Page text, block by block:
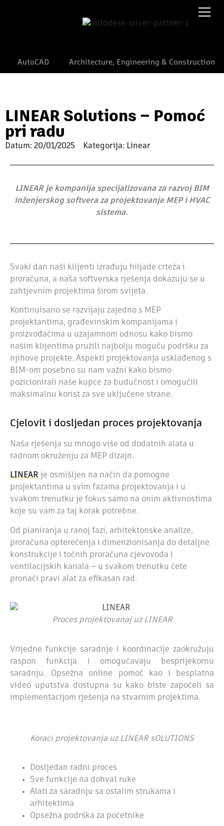
AutoCAD Architecture, Engineering & Construction
LINEAR Solutions – Pomoć
pri radu
Datum: 20/01/2025 Kategorija: Linear
LINEAR je kompanija specijalizovana za razvoj BIM
inženjerskog softvera za projektovanje MEP i HVAC
sistema.
Svaki dan naši klijenti izrađuju hiljade crteža i
proračuna, a naša softverska rješenja dokazuju se u
zahtjevnim projektima širom svijeta.
Kontinuisano se razvijaju zajedno s MEP
projektantima, građevinskim kompanijama i
proizvođačima u uzajamnom odnosu kako bismo
našim klijentima pružili najbolju moguću podršku za
njihove projekte. Aspekti projektovanja usklađenog s
BIM-om posebno su nam važni kako bismo
pozicionirali naše kupce za budućnost i omogućili
maksimalnu korist za sve uključene strane.
Cjelovit i dosljedan proces projektovanja
Naša rješenja su mnogo više od dodatnih alata u
radnom okruženju za MEP dizajn.
LINEAR je osmišljen na način da pomogne
projektantima u svim fazama projektovanja i u
svakom trenutku je fokus samo na onim aktivnostima
koje su vam za taj korak potrebne.
Od planiranja u ranoj fazi, arhitektonske analize,
proračuna opterećenja i dimenzionisanja do detaljne
konstrukcije i točnih proračuna cjevovoda i
ventilacijskih kanala – u svakom trenutku ćete
pronaći pravi alat za efikasan rad.
Proces projektovanaj uz LINEAR
Vrijedne funkcije saradnje i koordinacije zaokružuju
raspon funkcija i omogućavaju besprijekornu
saradnju. Opsežna online pomoć kao i besplatna
video uputstva dostupna su kako biste započeli sa
implementacijom rješenja na stvarnim projektima.
Koraci projektovanja uz LINEAR sOLUTIONS
Dosljedan radni proces
Sve funkcije na dohvat ruke
Alati za saradnju sa ostalim strukama i
arhitektima
Opsežna podrška za početnike